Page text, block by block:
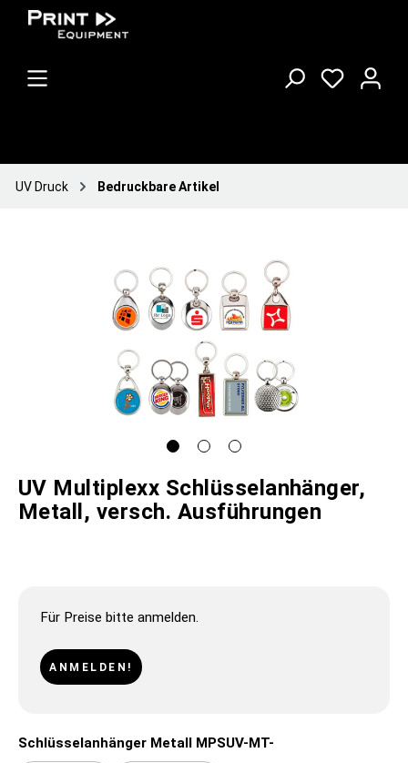
UV Druck Bedruckbare Artikel
UV Multiplexx Schlüsselanhänger,
Metall, versch. Ausführungen
Für Preise bitte anmelden.
ANMELDEN!
Schlüsselanhänger Metall MPSUV-MT-